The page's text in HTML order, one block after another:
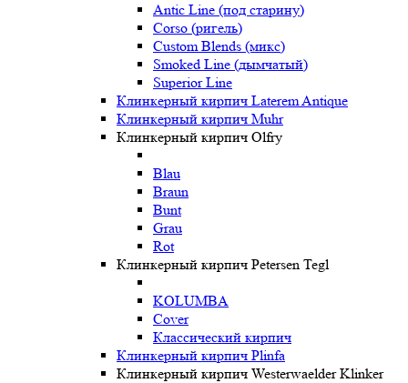
Antic Line (под старину)
Corso (ригель)
Custom Blends (микс)
Smoked Line (дымчатый)
Superior Line
Клинкерный кирпич Laterem Antique
Клинкерный кирпич Muhr
Клинкерный кирпич Olfry
Blau
Braun
Bunt
Grau
Rot
Клинкерный кирпич Petersen Tegl
KOLUMBA
Cover
Классический кирпич
Клинкерный кирпич Plinfa
Клинкерный кирпич Westerwaelder Klinker